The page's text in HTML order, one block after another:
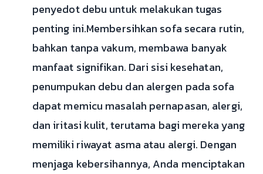
penyedot debu untuk melakukan tugas
penting ini.Membersihkan sofa secara rutin,
bahkan tanpa vakum, membawa banyak
manfaat signifikan. Dari sisi kesehatan,
penumpukan debu dan alergen pada sofa
dapat memicu masalah pernapasan, alergi,
dan iritasi kulit, terutama bagi mereka yang
memiliki riwayat asma atau alergi. Dengan
menjaga kebersihannya, Anda menciptakan